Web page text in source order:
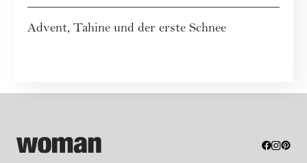
Advent, Tahine und der erste Schnee